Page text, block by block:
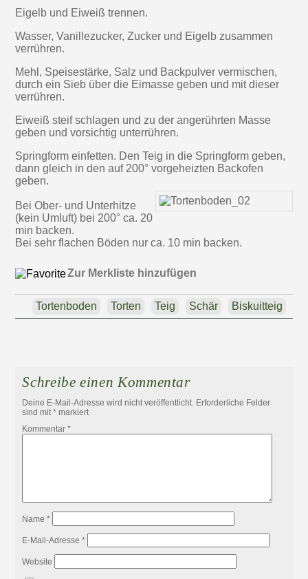
Eigelb und Eiweiß trennen.
Wasser, Vanillezucker, Zucker und Eigelb zusammen
verrühren.
Mehl, Speisestärke, Salz und Backpulver vermischen,
durch ein Sieb über die Eimasse geben und mit dieser
verrühren.
Eiweiß steif schlagen und zu der angerührten Masse
geben und vorsichtig unterrühren.
Springform einfetten. Den Teig in die Springform geben,
dann gleich in den auf 200° vorgeheizten Backofen
geben.
Bei Ober- und Unterhitze
(kein Umluft) bei 200° ca. 20
min backen.
Bei sehr flachen Böden nur ca. 10 min backen.
Zur Merkliste hinzufügen
Biskuitteig
Schär
Teig
Torten
Tortenboden
Schreibe einen Kommentar
Deine E-Mail-Adresse wird nicht veröffentlicht. Erforderliche Felder
sind mit* markiert
Kommentar*
Name*
E-Mail-Adresse*
Website